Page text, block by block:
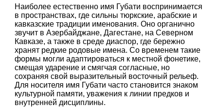
Наиболее естественно имя Губати воспринимается
в пространствах, где сильны тюркские, арабские и
кавказские традиции именования. Оно органично
звучит в Азербайджане, Дагестане, на Северном
Кавказе, а также в среде диаспор, где бережно
хранят редкие родовые имена. Со временем такие
формы могли адаптироваться к местной фонетике,
смещая ударение и смягчая согласные, но
сохраняя свой выразительный восточный рельеф.
Для носителя имя Губати часто становится знаком
культурной памяти, уважения к линии предков и
внутренней дисциплины.